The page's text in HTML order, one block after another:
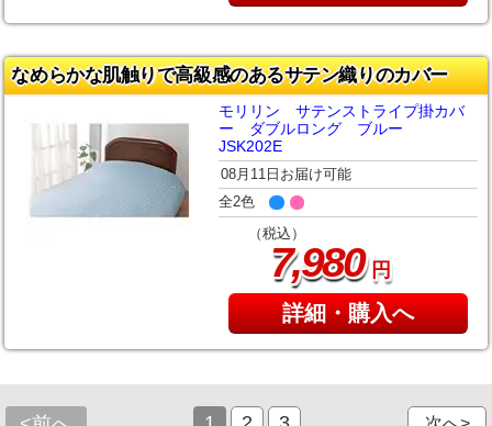
なめらかな肌触りで高級感のあるサテン織りのカバー
モリリン サテンストライプ掛カバ
ー ダブルロング ブルー
JSK202E
08月11日お届け可能
全2色
（税込）
7,980円
詳細・購入へ